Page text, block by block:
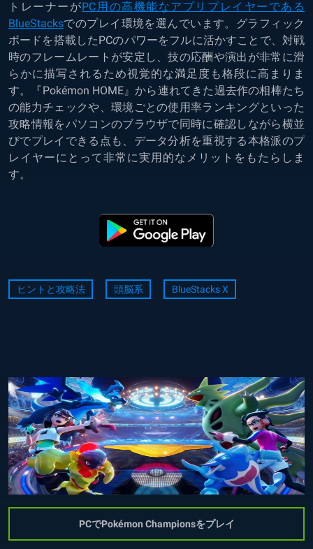
トレーナーがPC用の高機能なアプリプレイヤーである
BlueStacksでのプレイ環境を選んでいます。グラフィック
ボードを搭載したPCのパワーをフルに活かすことで、対戦
時のフレームレートが安定し、技の応酬や演出が非常に滑
らかに描写されるため視覚的な満足度も格段に高まりま
す。『Pokémon HOME』から連れてきた過去作の相棒たち
の能力チェックや、環境ごとの使用率ランキングといった
攻略情報をパソコンのブラウザで同時に確認しながら横並
びでプレイできる点も、データ分析を重視する本格派のプ
レイヤーにとって非常に実用的なメリットをもたらしま
す。
ヒントと攻略法 頭脳系 BlueStacks X
PCでPokémon Championsをプレイ